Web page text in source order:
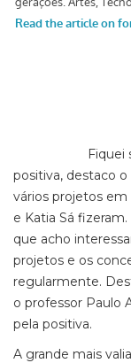
Fiquei
positiva, destaco
vários projetos em
e Katia Sá
que acho
projetos e os
regularmente.
o professor Paulo
pela positiva.
A grande mais